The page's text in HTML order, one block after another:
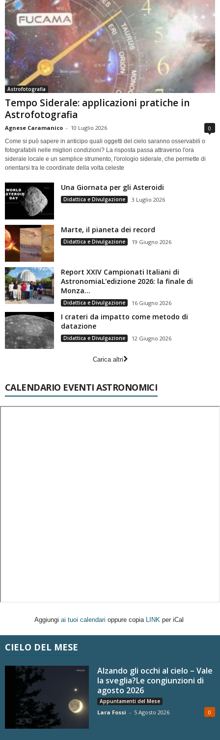
Astrofotografia
Tempo Siderale: applicazioni pratiche in
Astrofotografia
Agnese Caramanico - 10 Luglio 2026 0
Come si può sapere in anticipo quali oggetti del cielo saranno osservabili o
fotografabili nelle migliori condizioni? La risposta passa attraverso l'ora
siderale locale e un semplice strumento, l'orologio siderale, che permette di
orientarsi tra le coordinate della volta celeste
Una Giornata per gli Asteroidi
Didattica e Divulgazione 3 Luglio 2026
Marte, il pianeta dei record
Didattica e Divulgazione 19 Giugno 2026
Report XXIV Campionati Italiani di
AstronomiaL'edizione 2026: la finale di
Monza...
Didattica e Divulgazione 16 Giugno 2026
I crateri da impatto come metodo di
datazione
Didattica e Divulgazione 12 Giugno 2026
Carica altri
CALENDARIO EVENTI ASTRONOMICI
Aggiungi ai tuoi calendari oppure copia LINK per iCal
CIELO DEL MESE
Alzando gli occhi al cielo – Vale
la sveglia?Le congiunzioni di
agosto 2026
Appuntamenti del Mese
Lara Fossi - 5 Agosto 2026 0